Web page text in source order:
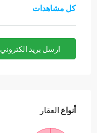
كل مشاهدات
ارسل بريد الكتروني
أنواع العقار